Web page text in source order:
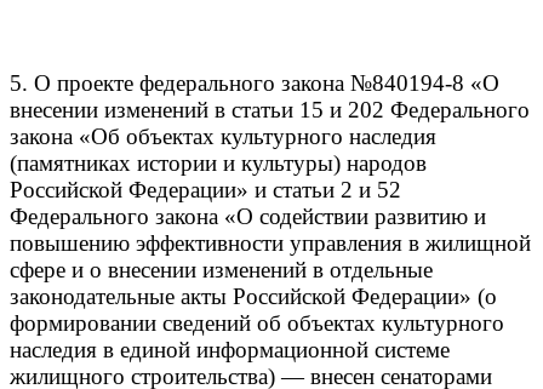
5. О проекте федерального закона №840194-8 «О
внесении изменений в статьи 15 и 202 Федерального
закона «Об объектах культурного наследия
(памятниках истории и культуры) народов
Российской Федерации» и статьи 2 и 52
Федерального закона «О содействии развитию и
повышению эффективности управления в жилищной
сфере и о внесении изменений в отдельные
законодательные акты Российской Федерации» (о
формировании сведений об объектах культурного
наследия в единой информационной системе
жилищного строительства) — внесен сенаторами